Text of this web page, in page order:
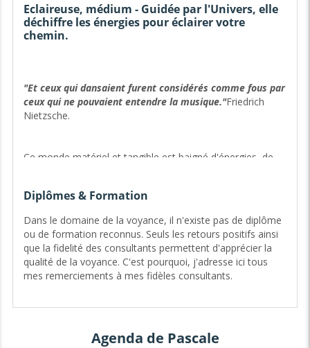
Eclaireuse, médium - Guidée par l'Univers, elle
déchiffre les énergies pour éclairer votre
chemin.
"Et ceux qui dansaient furent considérés comme fous par
ceux qui ne pouvaient entendre la musique."Friedrich
Nietzsche.
Ce monde matériel et tangible est baigné d'énergies, de
Je fais partie de ces fous qui entendent cette musique.
capte les énergies qui viennent où s'en vont. J'utilise
des cartes(le Tarot de Marseille est mon plus fidèle ami).
J'entends les guides, j'ai des flashs symboliques.La
musique de l'Univers vient à moi et je m'applique à
m'ouvrir à elle depuis de longues années.
même. Je me reconnais davantage dans celui
un vieil homme au manteau bleu qui à l'aide de son bâton
Diplômes & Formation
Dans le domaine de la voyance, il n'existe pas de diplôme
ou de formation reconnus. Seuls les retours positifs ainsi
que la fidelité des consultants permettent d'apprécier la
qualité de la voyance. C'est pourquoi, j'adresse ici tous
mes remerciements à mes fidèles consultants.
Agenda de Pascale